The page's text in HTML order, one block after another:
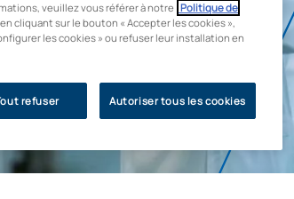
veuillez vous référer à notre Politique de
cliquant sur le bouton « Accepter les cookies »,
les cookies » ou refuser leur installation en
refuser Autoriser tous les cookies